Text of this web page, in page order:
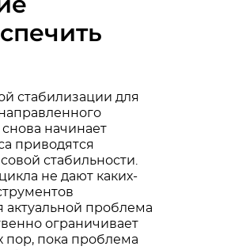
стабилизации для
начинает
приводятся
стабильности.
не дают каких-
актуальной проблема
ограничивает
пор, пока проблема